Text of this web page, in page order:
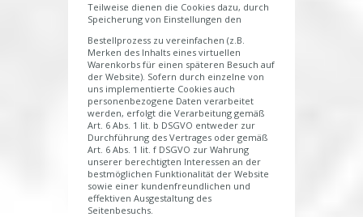
Teilweise dienen die Cookies dazu, durch
Speicherung von Einstellungen den
Bestellprozess zu vereinfachen (z.B.
Merken des Inhalts eines virtuellen
Warenkorbs für einen späteren Besuch auf
der Website). Sofern durch einzelne von
uns implementierte Cookies auch
personenbezogene Daten verarbeitet
werden, erfolgt die Verarbeitung gemäß
Art. 6 Abs. 1 lit. b DSGVO entweder zur
Durchführung des Vertrages oder gemäß
Art. 6 Abs. 1 lit. f DSGVO zur Wahrung
unserer berechtigten Interessen an der
bestmöglichen Funktionalität der Website
sowie einer kundenfreundlichen und
effektiven Ausgestaltung des
Seitenbesuchs.